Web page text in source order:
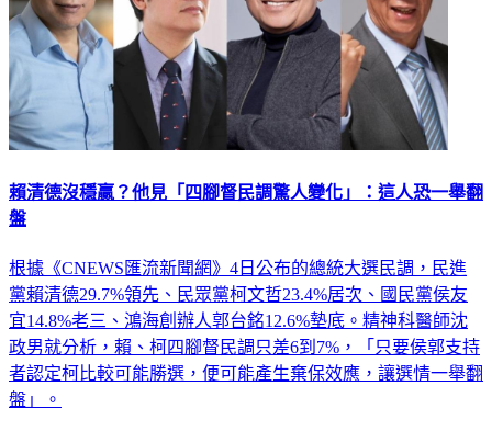
賴清德沒穩贏？他見「四腳督民調驚人變化」：這人恐一舉翻
盤
根據《CNEWS匯流新聞網》4日公布的總統大選民調，民進
黨賴清德29.7%領先、民眾黨柯文哲23.4%居次、國民黨侯友
宜14.8%老三、鴻海創辦人郭台銘12.6%墊底。精神科醫師沈
政男就分析，賴、柯四腳督民調只差6到7%，「只要侯郭支持
者認定柯比較可能勝選，便可能產生棄保效應，讓選情一舉翻
盤」。